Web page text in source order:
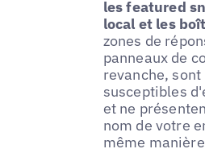
les featured
local et les
zones de
panneaux de
revanche,
susceptibles
et ne
nom de votre
même